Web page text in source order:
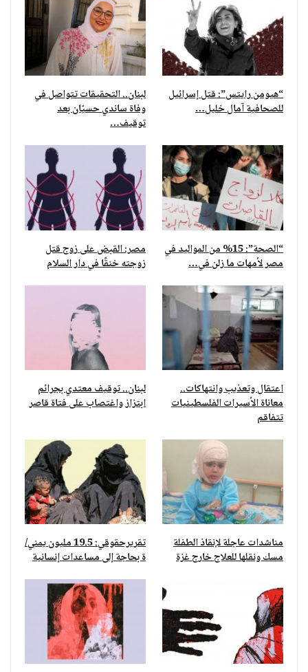
“هيومن رايتس”: قتل إسرائيل
للصحافية آمال خليل…
لبنان.. التحقيقات تتواصل في
وفاة ساندي حسيّان بعد
توقيف…
“الصحة”: 15% من المواليد في
مصر لأمهات ما زلن في…
مصر: القبض على زوج قتل
زوجته خنقًا في دار السلام
اعتقال وتعذيب وانتهاكات..
معاناة الأسيرات الفلسطينيات
تتفاقم
لبنان.. توقيف معتدي بجرائم
ابتزاز واغتصاب على فتاة قاصر
مناشدات عاجلة لإنقاذ الطفلة
مسك ونقلها للعلاج خارج غزة
تقريرحقوقي: 19.5 مليون يمني/
ة بحاجة إلى مساعدات إنسانية